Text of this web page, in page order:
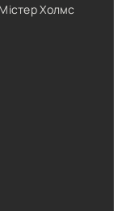
Містер Холмс